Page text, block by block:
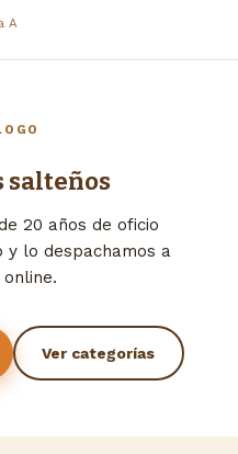
A
salteños
20 años de oficio
lo despachamos a
Ver categorías